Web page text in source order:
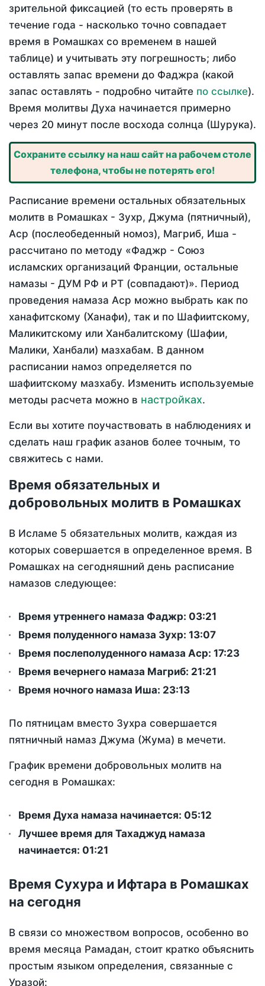
зрительной фиксацией (то есть проверять в
течение года - насколько точно совпадает
время в Ромашках со временем в нашей
таблице) и учитывать эту погрешность; либо
оставлять запас времени до Фаджра (какой
запас оставлять - подробно читайте по ссылке).
Время молитвы Духа начинается примерно
через 20 минут после восхода солнца (Шурука).
Сохраните ссылку на наш сайт на рабочем столе
телефона, чтобы не потерять его!
Расписание времени остальных обязательных
молитв в Ромашках - Зухр, Джума (пятничный),
Аср (послеобеденный номоз), Магриб, Иша -
рассчитано по методу «Фаджр - Союз
исламских организаций Франции, остальные
намазы - ДУМ РФ и РТ (совпадают)». Период
проведения намаза Аср можно выбрать как по
ханафитскому (Ханафи), так и по Шафиитскому,
Маликитскому или Ханбалитскому (Шафии,
Малики, Ханбали) мазхабам. В данном
расписании намоз определяется по
шафиитскому мазхабу. Изменить используемые
методы расчета можно в настройках.
Если вы хотите поучаствовать в наблюдениях и
сделать наш график азанов более точным, то
свяжитесь с нами.
Время обязательных и
добровольных молитв в Ромашках
В Исламе 5 обязательных молитв, каждая из
которых совершается в определенное время. В
Ромашках на сегодняшний день расписание
намазов следующее:
Время утреннего намаза Фаджр: 03:21
Время полуденного намаза Зухр: 13:07
Время послеполуденного намаза Аср: 17:23
Время вечернего намаза Магриб: 21:21
Время ночного намаза Иша: 23:13
По пятницам вместо Зухра совершается
пятничный намаз Джума (Жума) в мечети.
График времени добровольных молитв на
сегодня в Ромашках:
Время Духа намаза начинается: 05:12
Лучшее время для Тахаджуд намаза
начинается: 01:21
Время Сухура и Ифтара в Ромашках
на сегодня
В связи со множеством вопросов, особенно во
время месяца Рамадан, стоит кратко объяснить
простым языком определения, связанные с
Уразой: